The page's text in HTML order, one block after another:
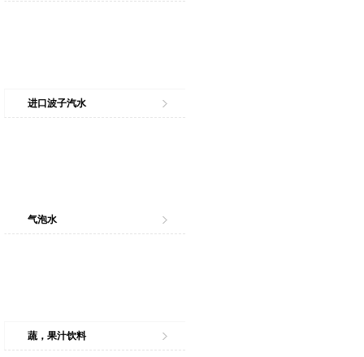
进口波子汽水
气泡水
蔬，果汁饮料